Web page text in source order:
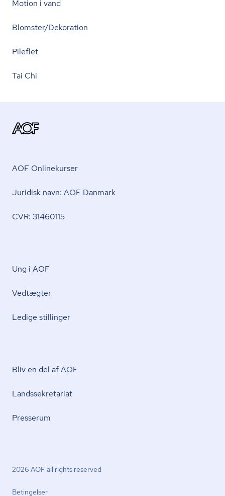
Motion i vand
Blomster/Dekoration
Pileflet
Tai Chi
AOF Onlinekurser
Juridisk navn: AOF Danmark
CVR: 31460115
Ung i AOF
Vedtægter
Ledige stillinger
Bliv en del af AOF
Lands­se­kre­ta­ri­at
Presserum
2026 AOF all rights reserved
Betingelser